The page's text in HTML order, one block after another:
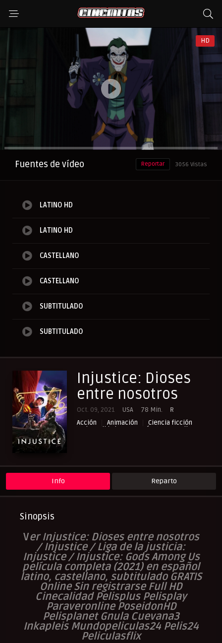
HD
Anuncio
Fuentes de vídeo 3056 Vistas
Reportar
LATINO HD
LATINO HD
CASTELLANO
CASTELLANO
SUBTITULADO
SUBTITULADO
Injustice: Dioses
entre nosotros
Oct. 09, 2021 USA 78 Min.
R
Acción
Animación
Ciencia ficción
Cinecalidad
Fantasía
NewPelis org
UltraPelisHD
Verpeliculasultra
Info Reparto
Sinopsis
Ver Injustice: Dioses entre nosotros
/ Injustice / Liga de la justicia:
Injustice / Injustice: Gods Among Us
película completa (2021) en español
latino, castellano, subtitulado GRATIS
Online Sin registrarse Full HD
Cinecalidad Pelisplus Pelisplay
Paraveronline PoseidonHD
Pelisplanet Gnula Cuevana3
Inkapleis Mundopeliculas24 Pelis24
Peliculasflix